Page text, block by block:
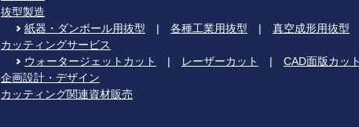
抜型製造
紙器・ダンボール用抜型 | 各種工業用抜型 | 真空成形用抜型
カッティングサービス
ウォータージェットカット
| レーザーカット | CAD面版カット
企画設計・デザイン
カッティング関連資材販売